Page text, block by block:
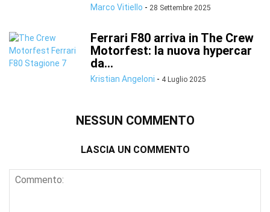
Marco Vitiello - 28 Settembre 2025
Ferrari F80 arriva in The Crew
Motorfest: la nuova hypercar
da...
Kristian Angeloni - 4 Luglio 2025
NESSUN COMMENTO
LASCIA UN COMMENTO